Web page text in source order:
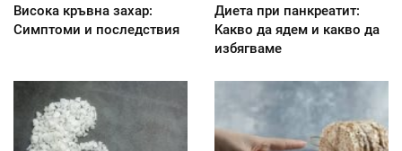
Висока кръвна захар:
Симптоми и последствия
Диета при панкреатит:
Kакво да ядем и какво да
избягваме